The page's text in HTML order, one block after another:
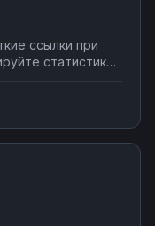
ссылки при
статистику
на
без